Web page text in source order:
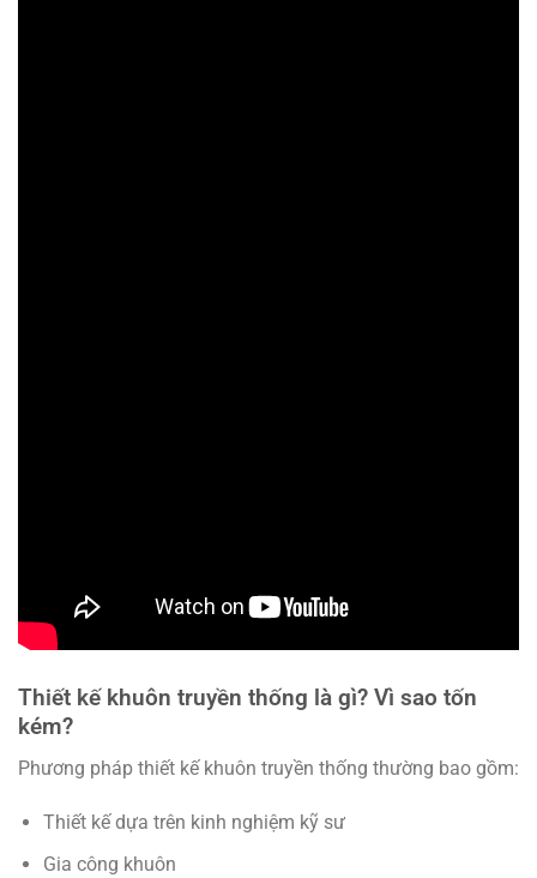
Thiết kế khuôn truyền thống là gì? Vì sao tốn
kém?
Phương pháp thiết kế khuôn truyền thống thường bao gồm:
Thiết kế dựa trên kinh nghiệm kỹ sư
Gia công khuôn